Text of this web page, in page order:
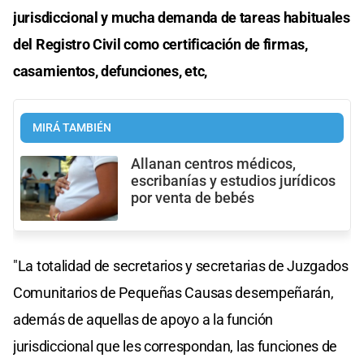
jurisdiccional y mucha demanda de tareas habituales
del Registro Civil como certificación de firmas,
casamientos, defunciones, etc,
MIRÁ TAMBIÉN
Allanan centros médicos,
escribanías y estudios jurídicos
por venta de bebés
"La totalidad de secretarios y secretarias de Juzgados
Comunitarios de Pequeñas Causas desempeñarán,
además de aquellas de apoyo a la función
jurisdiccional que les correspondan, las funciones de